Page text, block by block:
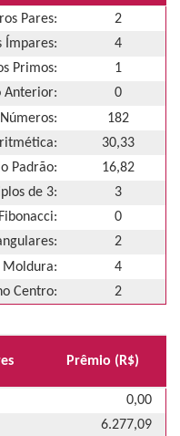
Pares:
2
Ímpares:
4
Primos:
1
Anterior:
0
182
30,33
Padrão:
16,82
de 3:
3
0
2
Moldura:
4
Centro:
2
Prêmio (R$)
0,00
6.277,09